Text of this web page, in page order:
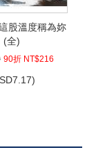
股溫度稱為妳
(全)
90折 NT$216
7.17)